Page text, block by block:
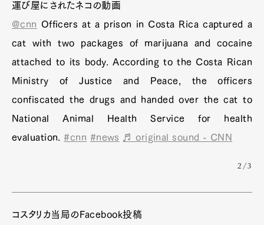
運び屋にされたネコの動画
@cnn Officers at a prison in Costa Rica captured a
cat with two packages of marijuana and cocaine
attached to its body. According to the Costa Rican
Ministry of Justice and Peace, the officers
confiscated the drugs and handed over the cat to
National Animal Health Service for health
evaluation.#cnn #news ♬ original sound - CNN
2/3
コスタリカ当局のFacebook投稿